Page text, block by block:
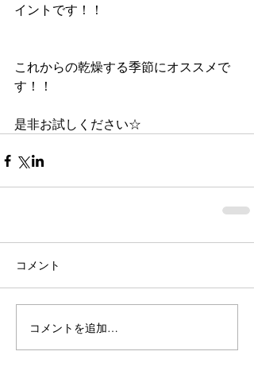
イントです！！
これからの乾燥する季節にオススメで
す！！
是非お試しください☆
コメント
コメントを追加…